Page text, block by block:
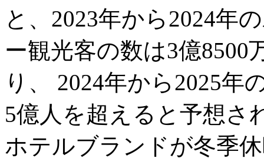
と、2023年から2024年
ー観光客の数は3億
り、 2024年から2025年
5億人を超えると予想さ
ホテルブランドが冬季